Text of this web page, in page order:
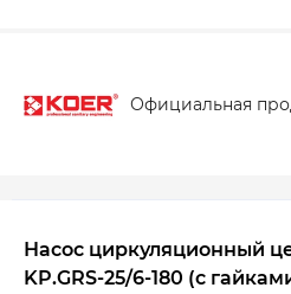
Официальная
Насос циркуляционный
KP.GRS-25/6-180 (с